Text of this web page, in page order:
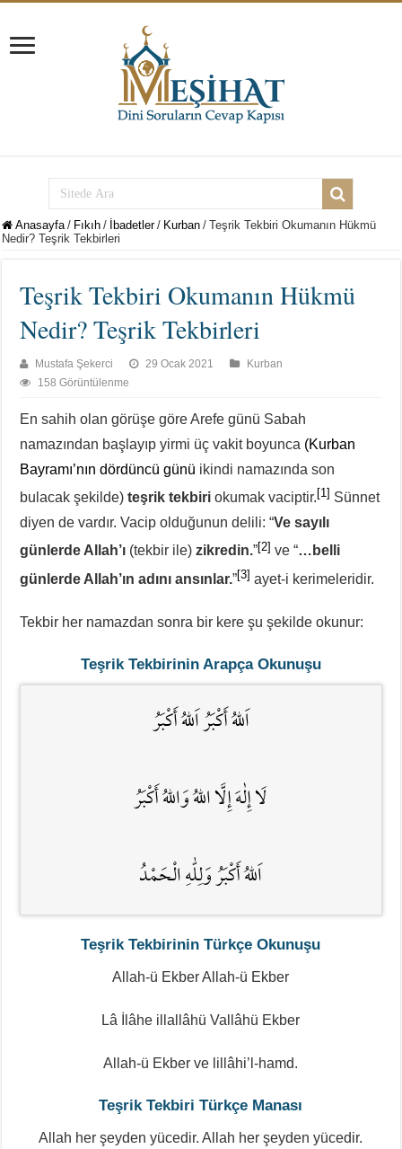
Anasayfa / Fıkıh / İbadetler / Kurban / Teşrik Tekbiri Okumanın Hükmü
Nedir? Teşrik Tekbirleri
Teşrik Tekbiri Okumanın Hükmü
Nedir? Teşrik Tekbirleri
Mustafa Şekerci 29 Ocak 2021
Kurban
158 Görüntülenme
En sahih olan görüşe göre Arefe günü Sabah
namazından başlayıp yirmi üç vakit boyunca (Kurban
Bayramı’nın dördüncü günü ikindi namazında son
bulacak şekilde)teşrik tekbiri okumak vaciptir. [1] Sünnet
diyen de vardır. Vacip olduğunun delili: “Ve sayılı
günlerde Allah’ı (tekbir ile) zikredin.”[2] ve “…belli
günlerde Allah’ın adını ansınlar.”[3] ayet-i kerimeleridir.
Tekbir her namazdan sonra bir kere şu şekilde okunur:
Teşrik Tekbirinin Arapça Okunuşu
اَللهُ أَكْبَرُ اَللهُ أَكْبَرُ
لَا إِلٰهَ إِلَّا اللهُ وَاللهُ أَكْبَرُ
اَللهُ أَكْبَرُ وَلِلّٰهِ الْحَمْدُ
Teşrik Tekbirinin Türkçe Okunuşu
Allah-ü Ekber Allah-ü Ekber
Lâ İlâhe illallâhü Vallâhü Ekber
Allah-ü Ekber ve lillâhi’l-hamd.
Teşrik Tekbiri Türkçe Manası
Allah her şeyden yücedir. Allah her şeyden yücedir.